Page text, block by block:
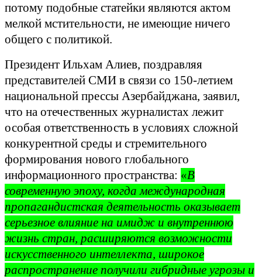
потому подобные статейки являются актом
мелкой мстительности, не имеющие ничего
общего с политикой.
Президент Ильхам Алиев, поздравляя
представителей СМИ в связи со 150-летием
национальной прессы Азербайджана, заявил,
что на отечественных журналистах лежит
особая ответственность в условиях сложной
конкурентной среды и стремительного
формирования нового глобального
информационного пространства: «В
современную эпоху, когда международная
пропагандистская деятельность оказывает
серьезное влияние на имидж и внутреннюю
жизнь стран, расширяются возможности
искусственного интеллекта, широкое
распространение получили гибридные угрозы и